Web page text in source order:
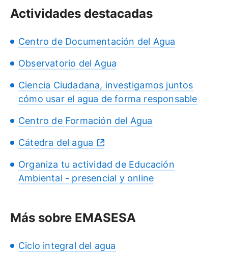
Actividades destacadas
Centro de Documentación del Agua
Observatorio del Agua
Ciencia Ciudadana, investigamos juntos
cómo usar el agua de forma responsable
Centro de Formación del Agua
Cátedra del agua
Organiza tu actividad de Educación
Ambiental - presencial y online
Más sobre EMASESA
Ciclo integral del agua